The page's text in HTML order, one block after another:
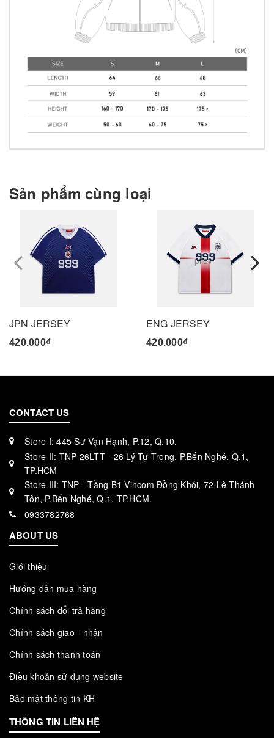
Sản phẩm cùng loại
JPN JERSEY
420.000₫
ENG JERSEY
420.000₫
prev
CONTACT US
Store I: 445 Sư Vạn Hạnh, P.12, Q.10.
Store II: TNP 26LTT - 26 Lý Tự Trọng, P.Bến Nghé, Q.1,
TP.HCM
Store III: TNP - Tầng B1 Vincom Đồng Khởi, 72 Lê Thánh
Tôn, P.Bến Nghé, Q.1, TP.HCM.
0933782768
ABOUT US
Giới thiệu
Hướng dẫn mua hàng
Chính sách đổi trả hàng
Chính sách giao - nhận
Chính sách thanh toán
Điều khoản sử dụng website
Bảo mật thông tin KH
THÔNG TIN LIÊN HỆ